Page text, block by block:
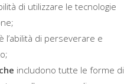
di utilizzare le tecnologie
l’abilità di perseverare e
includono tutte le forme di